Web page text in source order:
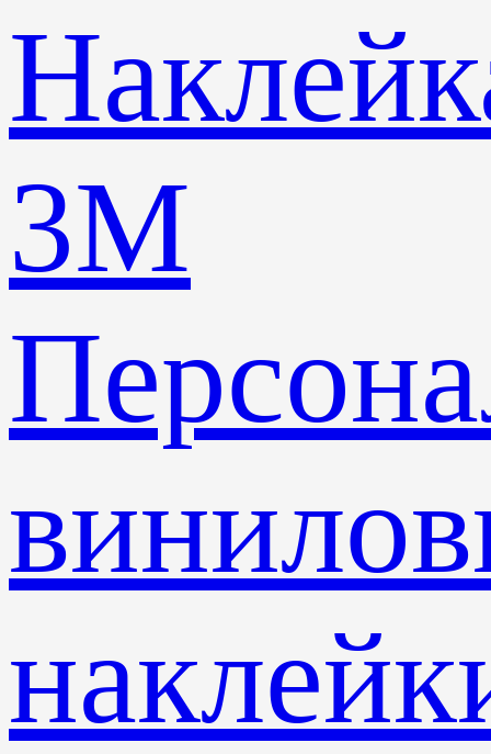
3M